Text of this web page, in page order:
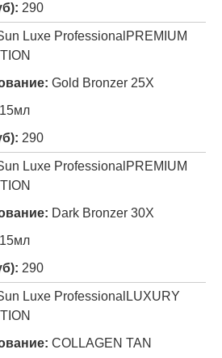
290
Luxe Professional PREMIUM
Gold Bronzer 25X
15мл
290
Luxe Professional PREMIUM
Dark Bronzer 30X
15мл
290
Luxe Professional LUXURY
COLLAGEN TAN